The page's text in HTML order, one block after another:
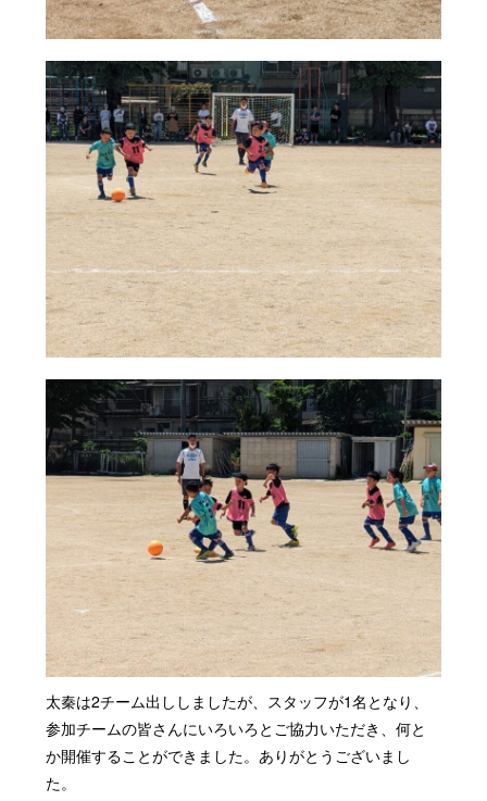
太秦は2チーム出ししましたが、スタッフが1名となり、
参加チームの皆さんにいろいろとご協力いただき、何と
か開催することができました。ありがとうございまし
た。